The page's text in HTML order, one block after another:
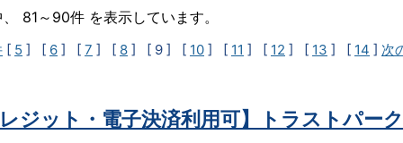
81～90件 を表示しています。
[ 5 ] [ 6 ] [ 7 ] [ 8 ] [ 9 ] [ 10 ] [ 11 ] [ 12 ] [ 13 ] [ 14 ] 次
レジット・電子決済利用可】トラストパー